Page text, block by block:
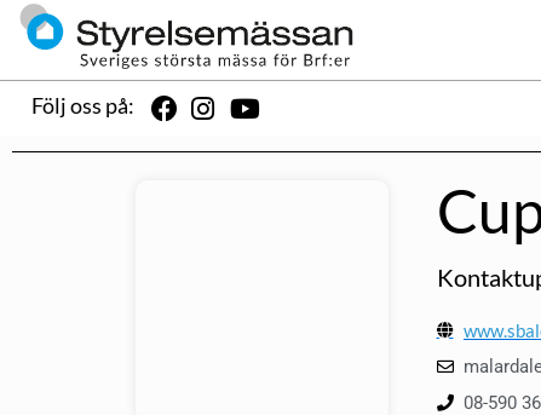
Följ oss på:
08-590